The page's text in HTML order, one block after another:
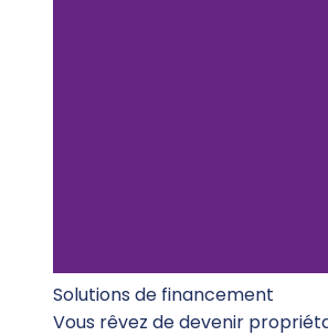
Solutions de financement
Vous rêvez de devenir